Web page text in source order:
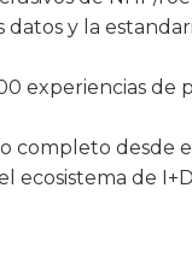
y la
experiencias de
completo desde
ecosistema de